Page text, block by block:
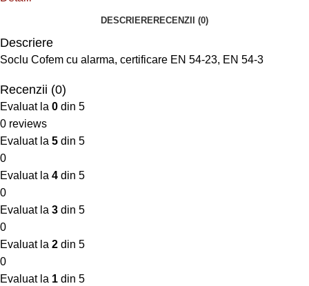
DESCRIERERECENZII (0)
Descriere
Soclu Cofem cu alarma, certificare EN 54-23, EN 54-3
Recenzii (0)
Evaluat la 0 din 5
0 reviews
Evaluat la 5 din 5
0
Evaluat la 4 din 5
0
Evaluat la 3 din 5
0
Evaluat la 2 din 5
0
Evaluat la 1 din 5